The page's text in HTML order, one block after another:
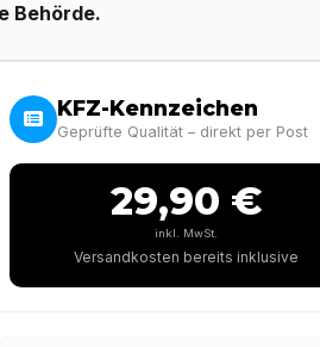
Behörde.
KFZ-Kennzeichen
Geprüfte Qualität – direkt per Post
29,90 €
inkl. MwSt.
Versandkosten bereits inklusive